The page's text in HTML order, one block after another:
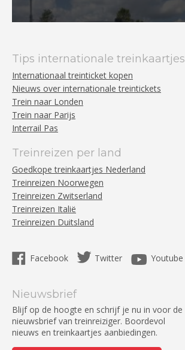
Tips internationale treinkaartjes
Internationaal treinticket kopen
Nieuws over internationale treintickets
Trein naar Londen
Trein naar Parijs
Interrail Pas
Treinreizen per land
Goedkope treinkaartjes Nederland
Treinreizen Noorwegen
Treinreizen Zwitserland
Treinreizen Italië
Treinreizen Duitsland
Facebook Twitter Youtube
Nieuwsbrief
Blijf op de hoogte en schrijf je nu in voor de
nieuwsbrief van treinreiziger. Boordevol
nieuws en treinkaartjes aanbiedingen.